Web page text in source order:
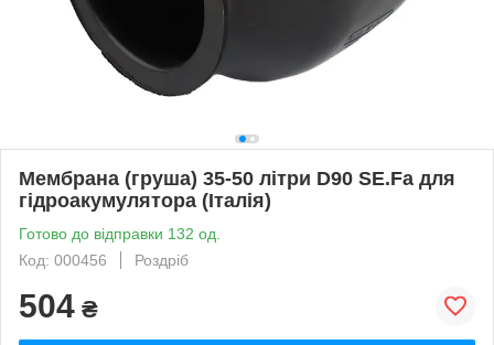
Мембрана (груша) 35-50 літри D90 SE.Fa для
гідроакумулятора (Італія)
Готово до відправки 132 од.
Код: 000456
Роздріб
504 ₴